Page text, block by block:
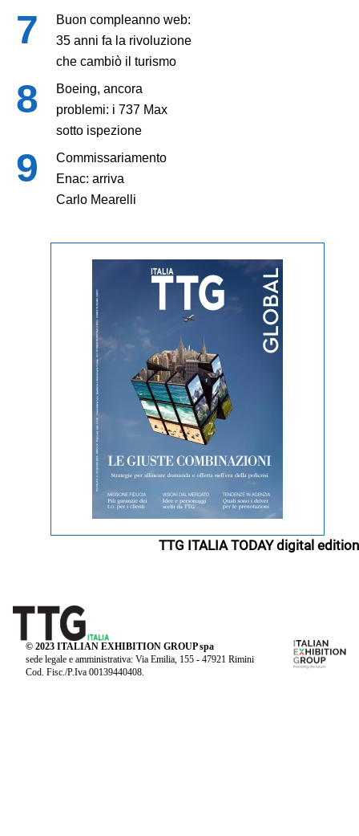
Buon compleanno web:
35 anni fa la rivoluzione
che cambiò il turismo
Boeing, ancora
problemi: i 737 Max
sotto ispezione
Commissariamento
Enac: arriva
Carlo Mearelli
TTG ITALIA TODAY digital edition
© 2023 ITALIAN EXHIBITION GROUP spa
sede legale e amministrativa: Via Emilia, 155 - 47921 Rimini
Cod. Fisc./P.Iva 00139440408.